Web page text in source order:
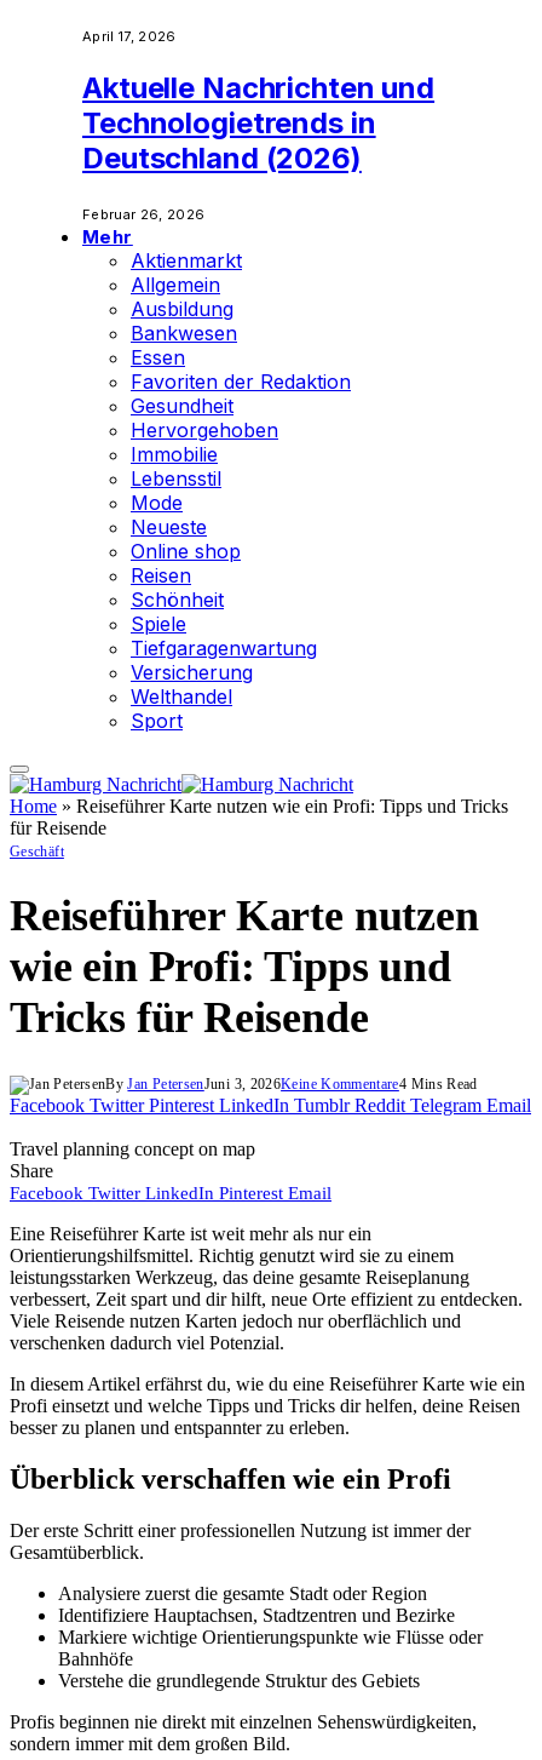
April 17, 2026
Aktuelle Nachrichten und
Technologietrends in
Deutschland (2026)
Februar 26, 2026
Mehr
Aktienmarkt
Allgemein
Ausbildung
Bankwesen
Essen
Favoriten der Redaktion
Gesundheit
Hervorgehoben
Immobilie
Lebensstil
Mode
Neueste
Online shop
Reisen
Schönheit
Spiele
Tiefgaragenwartung
Versicherung
Welthandel
Sport
Home » Reiseführer Karte nutzen wie ein Profi: Tipps und Tricks
für Reisende
Geschäft
Reiseführer Karte nutzen
wie ein Profi: Tipps und
Tricks für Reisende
By Jan PetersenJuni 3, 2026Keine Kommentare4 Mins Read
Facebook Twitter Pinterest LinkedIn Tumblr Reddit Telegram Email
Travel planning concept on map
Share
Facebook Twitter LinkedIn Pinterest Email
Eine Reiseführer Karte ist weit mehr als nur ein
Orientierungshilfsmittel. Richtig genutzt wird sie zu einem
leistungsstarken Werkzeug, das deine gesamte Reiseplanung
verbessert, Zeit spart und dir hilft, neue Orte effizient zu entdecken.
Viele Reisende nutzen Karten jedoch nur oberflächlich und
verschenken dadurch viel Potenzial.
In diesem Artikel erfährst du, wie du eine Reiseführer Karte wie ein
Profi einsetzt und welche Tipps und Tricks dir helfen, deine Reisen
besser zu planen und entspannter zu erleben.
Überblick verschaffen wie ein Profi
Der erste Schritt einer professionellen Nutzung ist immer der
Gesamtüberblick.
Analysiere zuerst die gesamte Stadt oder Region
Identifiziere Hauptachsen, Stadtzentren und Bezirke
Markiere wichtige Orientierungspunkte wie Flüsse oder
Bahnhöfe
Verstehe die grundlegende Struktur des Gebiets
Profis beginnen nie direkt mit einzelnen Sehenswürdigkeiten,
sondern immer mit dem großen Bild.